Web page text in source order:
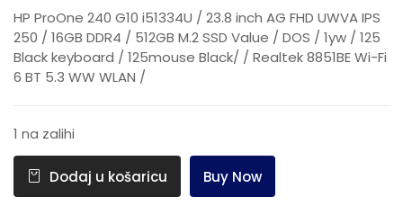
HP ProOne 240 G10 i51334U / 23.8 inch AG FHD UWVA IPS
250 / 16GB DDR4 / 512GB M.2 SSD Value / DOS / 1yw / 125
Black keyboard / 125mouse Black/ / Realtek 8851BE Wi-Fi
6 BT 5.3 WW WLAN /
1 na zalihi
Dodaj u košaricu Buy Now